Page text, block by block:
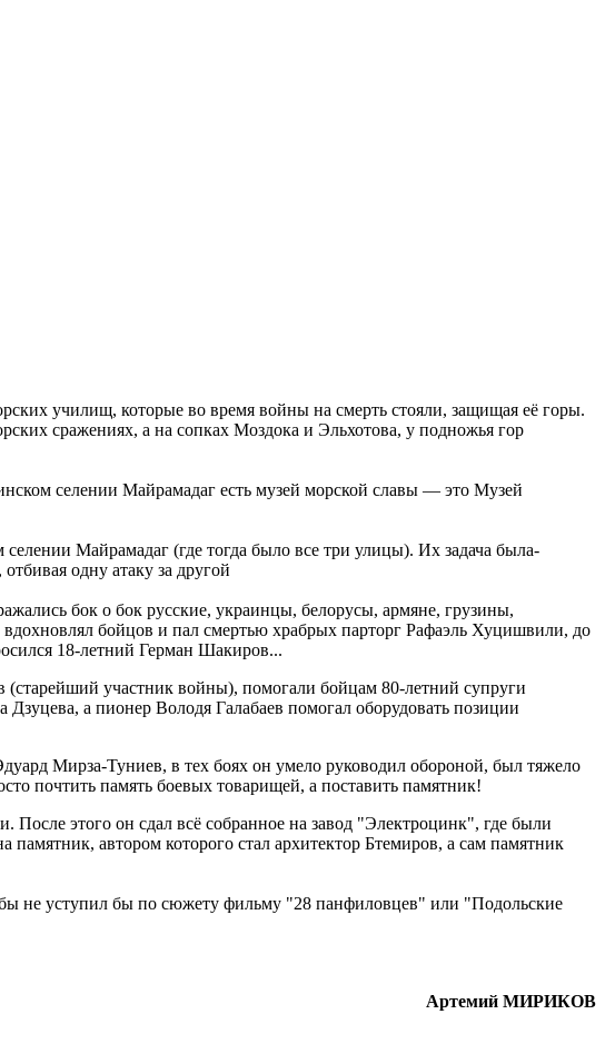
училищ, которые во время войны на смерть стояли, защищая её горы.
сражениях, а на сопках Моздока и Эльхотова, у подножья гор
селении Майрамадаг есть музей морской славы — это Музей
Майрамадаг (где тогда было все три улицы). Их задача была-
одну атаку за другой
бок о бок русские, украинцы, белорусы, армяне, грузины,
бойцов и пал смертью храбрых парторг Рафаэль Хуцишвили, до
18-летний Герман Шакиров...
(старейший участник войны), помогали бойцам 80-летний супруги
а пионер Володя Галабаев помогал оборудовать позиции
Мирза-Туниев, в тех боях он умело руководил обороной, был тяжело
почтить память боевых товарищей, а поставить памятник!
После этого он сдал всё собранное на завод "Электроцинк", где были
автором которого стал архитектор Бтемиров, а сам памятник
не уступил бы по сюжету фильму "28 панфиловцев" или "Подольские
Артемий МИРИКОВ